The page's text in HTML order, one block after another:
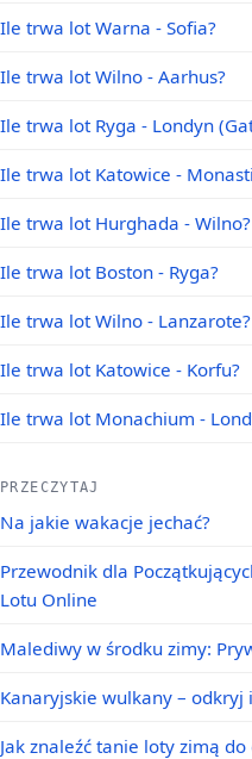
Ile trwa lot Warna - Sofia?
Ile trwa lot Wilno - Aarhus?
Ile trwa lot Ryga - Londyn
Ile trwa lot Katowice -
Ile trwa lot Hurghada - Wilno?
Ile trwa lot Boston - Ryga?
Ile trwa lot Wilno - Lanzarote?
Ile trwa lot Katowice - Korfu?
Ile trwa lot Monachium -
PRZECZYTAJ
Na jakie wakacje jechać?
Przewodnik dla
Lotu Online
Malediwy w środku zimy:
Kanaryjskie wulkany – odkryj
Jak znaleźć tanie loty zimą do